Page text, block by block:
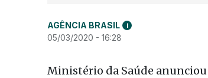
AGÊNCIA BRASIL i
05/03/2020 - 16:28
Ministério da Saúde